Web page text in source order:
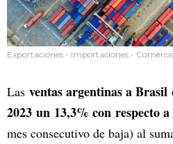
Exportaciones - Importaciones -
Las ventas argentinas a Brasil
2023 un 13,3% con respecto a
mes consecutivo de baja) al